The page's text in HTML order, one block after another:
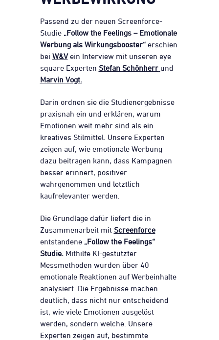
Passend zu der neuen Screenforce-
Studie „Follow the Feelings – Emotionale
Werbung als Wirkungsbooster“erschien
bei W&Vein Interview mit unseren eye
square Experten Stefan Schönherr und
Marvin Vogt.
Darin ordnen sie die Studienergebnisse
praxisnah ein und erklären, warum
Emotionen weit mehr sind als ein
kreatives Stilmittel. Unsere Experten
zeigen auf, wie emotionale Werbung
dazu beitragen kann, dass Kampagnen
besser erinnert, positiver
wahrgenommen und letztlich
kaufrelevanter werden.
Die Grundlage dafür liefert die in
Zusammenarbeit mit Screenforce
entstandene „Follow the Feelings“
Studie.Mithilfe KI-gestützter
Messmethoden wurden über 40
emotionale Reaktionen auf Werbeinhalte
analysiert. Die Ergebnisse machen
deutlich, dass nicht nur entscheidend
ist, wie viele Emotionen ausgelöst
werden, sondern welche. Unsere
Experten zeigen auf, bestimmte